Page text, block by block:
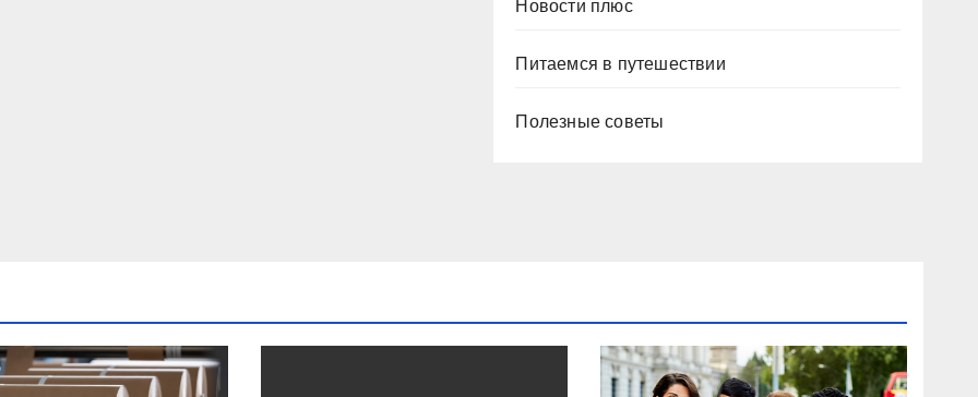
Новости плюс
Питаемся в путешествии
Полезные советы